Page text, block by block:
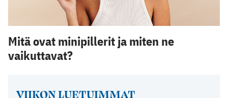
VIIKON LUETUIMMAT
Mitä ovat minipillerit ja miten ne
vaikuttavat?